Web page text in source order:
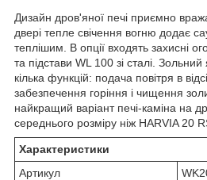
Дизайн дров'яної печі приємно
двері тепле свічення вогню додає
теплішим. В опції входять захисні
та підстави WL 100 зі сталі.
кілька функцій: подача повітря в
забезпечення горіння і чищення
найкращий варіант печі-каміна на
середнього розміру ніж HARVIA 20
Характеристики
Артикул